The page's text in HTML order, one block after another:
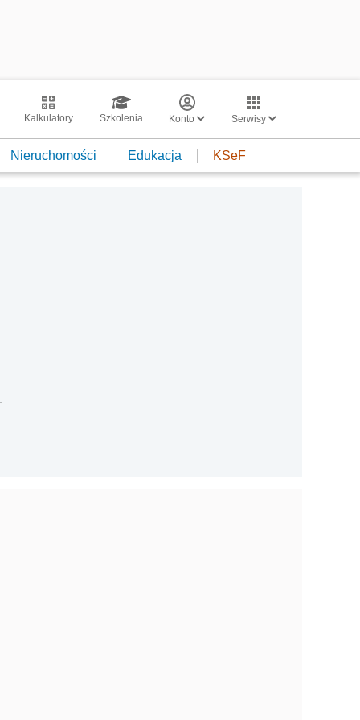
Kalkulatory Szkolenia Konto Serwisy
Nieruchomości Edukacja KSeF